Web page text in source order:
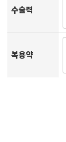
수술력
복용약